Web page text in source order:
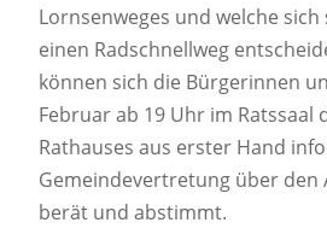
Lornsenweges und welche
einen Radschnellweg
können sich die Bürgerinnen
Februar ab 19 Uhr im Ratssaal
Rathauses aus erster Hand
Gemeindevertretung über den
berät und abstimmt.